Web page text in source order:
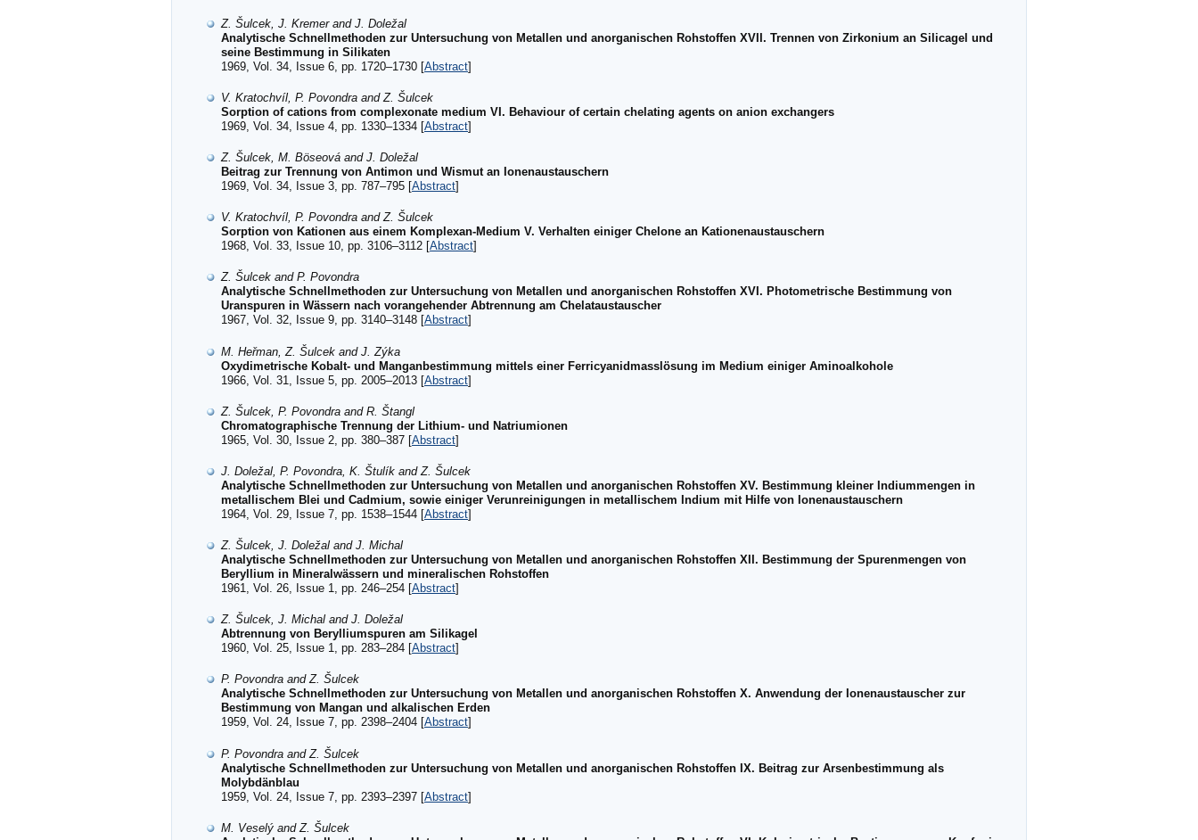
Z. Šulcek, J. Kremer and J. Doležal
Analytische Schnellmethoden zur Untersuchung von Metallen und anorganischen Rohstoffen XVII. Trennen von Zirkonium an Silicagel und
seine Bestimmung in Silikaten
1969, Vol. 34, Issue 6, pp. 1720–1730 [Abstract]
V. Kratochvíl, P. Povondra and Z. Šulcek
Sorption of cations from complexonate medium VI. Behaviour of certain chelating agents on anion exchangers
1969, Vol. 34, Issue 4, pp. 1330–1334 [Abstract]
Z. Šulcek, M. Böseová and J. Doležal
Beitrag zur Trennung von Antimon und Wismut an Ionenaustauschern
1969, Vol. 34, Issue 3, pp. 787–795 [Abstract]
V. Kratochvíl, P. Povondra and Z. Šulcek
Sorption von Kationen aus einem Komplexan-Medium V. Verhalten einiger Chelone an Kationenaustauschern
1968, Vol. 33, Issue 10, pp. 3106–3112 [Abstract]
Z. Šulcek and P. Povondra
Analytische Schnellmethoden zur Untersuchung von Metallen und anorganischen Rohstoffen XVI. Photometrische Bestimmung von
Uranspuren in Wässern nach vorangehender Abtrennung am Chelataustauscher
1967, Vol. 32, Issue 9, pp. 3140–3148 [Abstract]
M. Heřman, Z. Šulcek and J. Zýka
Oxydimetrische Kobalt- und Manganbestimmung mittels einer Ferricyanidmasslösung im Medium einiger Aminoalkohole
1966, Vol. 31, Issue 5, pp. 2005–2013 [Abstract]
Z. Šulcek, P. Povondra and R. Štangl
Chromatographische Trennung der Lithium- und Natriumionen
1965, Vol. 30, Issue 2, pp. 380–387 [Abstract]
J. Doležal, P. Povondra, K. Štulík and Z. Šulcek
Analytische Schnellmethoden zur Untersuchung von Metallen und anorganischen Rohstoffen XV. Bestimmung kleiner Indiummengen in
metallischem Blei und Cadmium, sowie einiger Verunreinigungen in metallischem Indium mit Hilfe von Ionenaustauschern
1964, Vol. 29, Issue 7, pp. 1538–1544 [Abstract]
Z. Šulcek, J. Doležal and J. Michal
Analytische Schnellmethoden zur Untersuchung von Metallen und anorganischen Rohstoffen XII. Bestimmung der Spurenmengen von
Beryllium in Mineralwässern und mineralischen Rohstoffen
1961, Vol. 26, Issue 1, pp. 246–254 [Abstract]
Z. Šulcek, J. Michal and J. Doležal
Abtrennung von Berylliumspuren am Silikagel
1960, Vol. 25, Issue 1, pp. 283–284 [Abstract]
P. Povondra and Z. Šulcek
Analytische Schnellmethoden zur Untersuchung von Metallen und anorganischen Rohstoffen X. Anwendung der Ionenaustauscher zur
Bestimmung von Mangan und alkalischen Erden
1959, Vol. 24, Issue 7, pp. 2398–2404 [Abstract]
P. Povondra and Z. Šulcek
Analytische Schnellmethoden zur Untersuchung von Metallen und anorganischen Rohstoffen IX. Beitrag zur Arsenbestimmung als
Molybdänblau
1959, Vol. 24, Issue 7, pp. 2393–2397 [Abstract]
M. Veselý and Z. Šulcek